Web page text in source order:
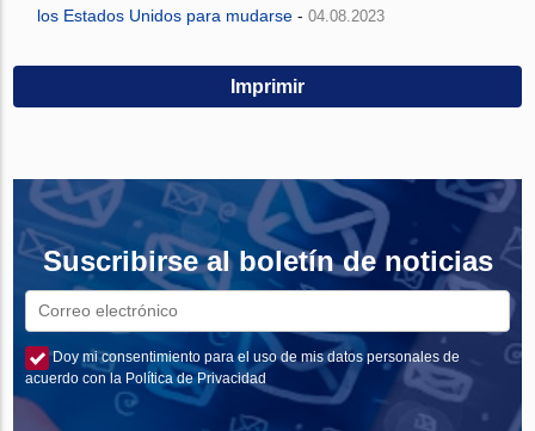
los Estados Unidos para mudarse -04.08.2023
Imprimir
Suscribirse al boletín de noticias
Doy mi consentimiento para el uso de mis datos personales de
acuerdo con la Política de Privacidad